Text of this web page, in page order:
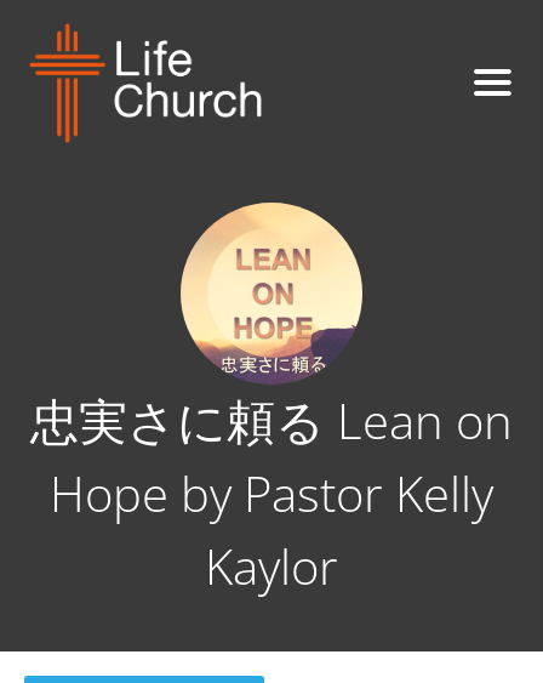
忠実さに頼る Lean on
Hope by Pastor Kelly
Kaylor